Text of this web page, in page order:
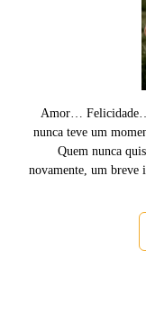
Amor…
nunca teve um
Quem nunca
novamente, um breve